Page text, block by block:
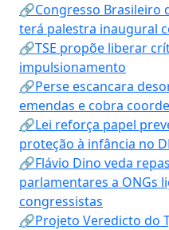
🔗Congresso Brasileiro
terá palestra inaugural
🔗TSE propõe liberar
impulsionamento
🔗Perse escancara
emendas e cobra
🔗Lei reforça papel
proteção à infância no
🔗Flávio Dino veda
parlamentares a ONGs
congressistas
🔗Projeto Veredicto do